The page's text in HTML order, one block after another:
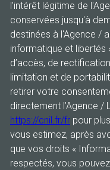
l'intérêt légitime de
conservées jusqu'à
destinées à l'Agence /
informatique et libertés
d’accès, de
limitation et de
retirer votre
directement l’Agence /
https://cnil.fr/fr pour
vous estimez, après
que vos droits «
respectés, vous